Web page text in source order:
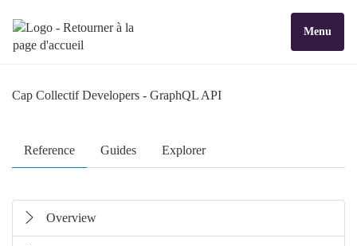
Menu
Cap Collectif Developers - GraphQL API
Reference Guides Explorer
Overview